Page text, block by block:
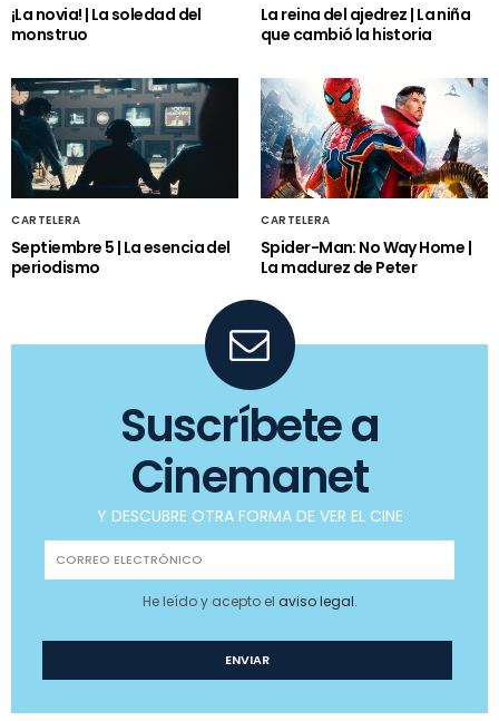
¡La novia! | La soledad del
monstruo
La reina del ajedrez | La niña
que cambió la historia
CARTELERA
Septiembre 5 | La esencia del
periodismo
CARTELERA
Spider-Man: No Way Home |
La madurez de Peter
Suscríbete a
Cinemanet
Y DESCUBRE OTRA FORMA DE VER EL CINE
He leído y acepto el aviso legal.